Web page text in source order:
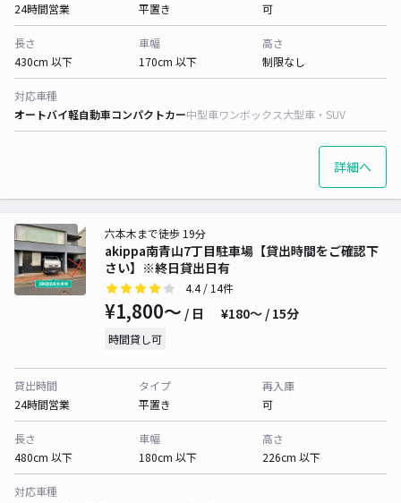
24時間営業
平置き
可
長さ
430cm 以下
車幅
170cm 以下
高さ
制限なし
対応車種
オートバイ軽自動車コンパクトカー中型車ワンボックス大型車・SUV
詳細へ
akippa南青山7丁目駐車場【貸出時間をご確認下
さい】※終日貸出日有
六本木まで徒歩 19分
4.4/ 14件
¥1,800〜 / 日 ¥180〜 / 15分
時間貸し可
貸出時間
24時間営業
タイプ
平置き
再入庫
可
長さ
480cm 以下
車幅
180cm 以下
高さ
226cm 以下
対応車種